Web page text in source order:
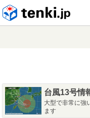
台風13号情
大型で非常に強
ます